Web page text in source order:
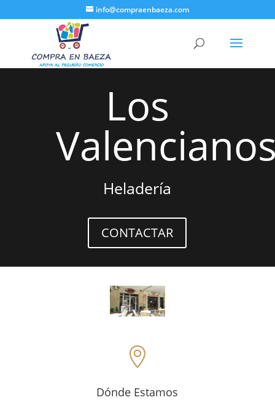
info@compraenbaeza.com
Los
Heladería
CONTACTAR

Dónde Estamos